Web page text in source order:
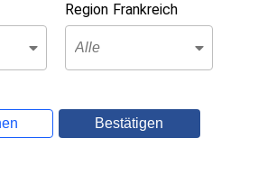
Region Frankreich
Bestätigen